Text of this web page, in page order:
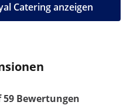
Catering anzeigen
Bewertungen